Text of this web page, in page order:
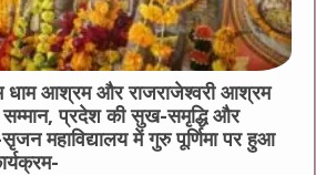
धाम आश्रम और राजराजेश्वरी आश्रम
प्रदेश की सुख-समृद्धि और
महाविद्यालय में गुरु पूर्णिमा पर हुआ